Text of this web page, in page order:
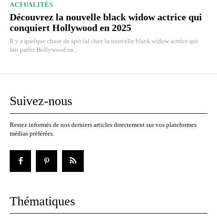
ACTUALITÉS
Découvrez la nouvelle black widow actrice qui
conquiert Hollywood en 2025
Il y a quelque chose de spécial chez la nouvelle black widow actrice qui
fait parler Hollywood en...
Suivez-nous
Restez informés de nos derniers articles directement sur vos plateformes
médias préférées.
Thématiques